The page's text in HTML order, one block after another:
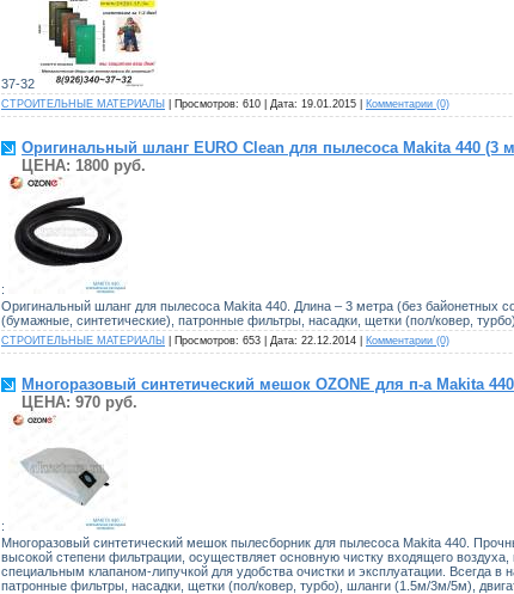
37-32
СТРОИТЕЛЬНЫЕ МАТЕРИАЛЫ | Просмотров: 610 | Дата: 19.01.2015 Комментарии (0)
Оригинальный шланг EURO Clean для пылесоса Makita 440 (3
ЦЕНА: 1800 руб.
:
Оригинальный шланг для пылесоса Makita 440. Длина – 3 метра (без байонетных
(бумажные, синтетические), патронные фильтры, насадки, щетки (пол/ковер,
СТРОИТЕЛЬНЫЕ МАТЕРИАЛЫ | Просмотров: 653 | Дата: 22.12.2014 Комментарии (0)
Многоразовый синтетический мешок OZONE для п-а Makita
ЦЕНА: 970 руб.
:
Многоразовый синтетический мешок пылесборник для пылесоса Makita 440.
высокой степени фильтрации, осуществляет основную чистку входящего
специальным клапаном-липучкой для удобства очистки и эксплуатации. Всегда
патронные фильтры, насадки, щетки (пол/ковер, турбо), шланги (1.5м/3м/5м),